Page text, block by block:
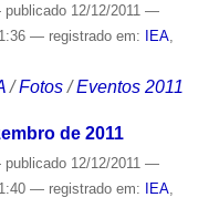
publicado12/12/2011 —
— registrado em: IEA,
/Fotos /Eventos 2011
de 2011
publicado12/12/2011 —
— registrado em: IEA,